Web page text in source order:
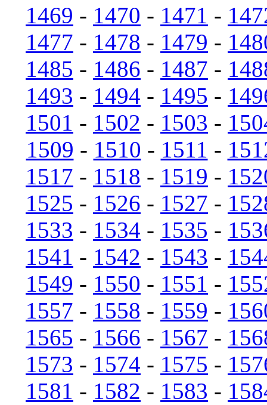
1469 - 1470 - 1471 -
1477 - 1478 - 1479 -
1485 - 1486 - 1487 -
1493 - 1494 - 1495 -
1501 - 1502 - 1503 -
1509 - 1510 - 1511 -
1517 - 1518 - 1519 -
1525 - 1526 - 1527 -
1533 - 1534 - 1535 -
1541 - 1542 - 1543 -
1549 - 1550 - 1551 -
1557 - 1558 - 1559 -
1565 - 1566 - 1567 -
1573 - 1574 - 1575 -
1581 - 1582 - 1583 -